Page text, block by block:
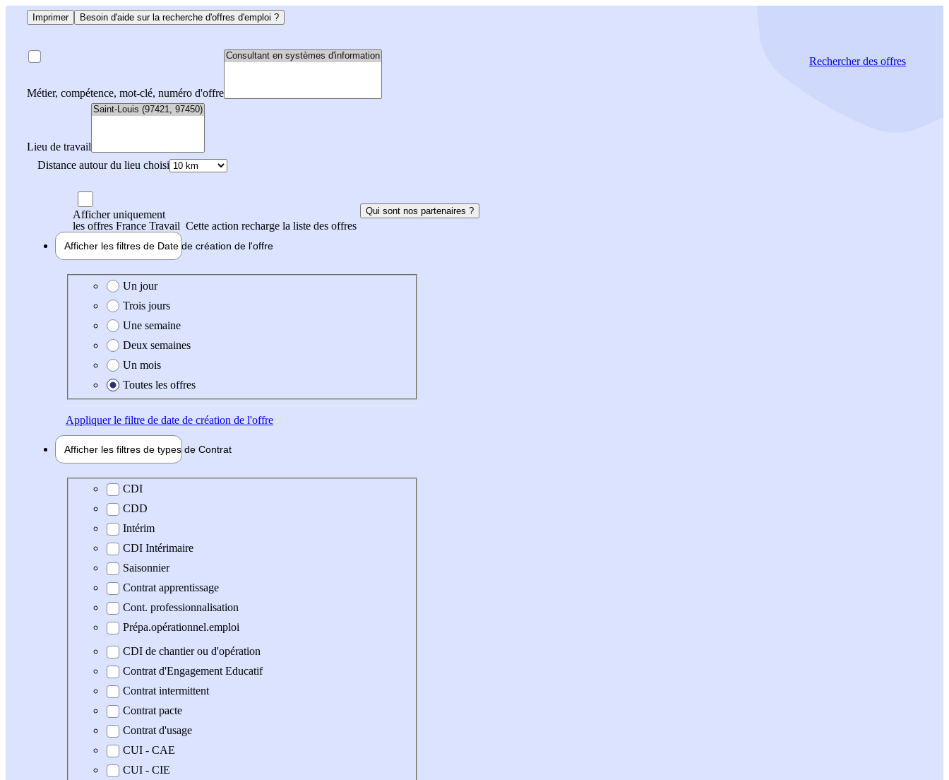
Imprimer Besoin d'aide sur la recherche d'offres d'emploi ?
Métier, compétence, mot-clé, numéro d'offre
Lieu de travail
Distance autour du lieu choisi
Rechercherdes offres
Afficher uniquement
les offres France Travail Cette action recharge la liste des offres
Qui sont nos partenaires ?
Afficher les filtres de Date de création de l'offre
Date de création de l'offre
Un jour
Trois jours
Une semaine
Deux semaines
Un mois
Toutes les offres
Appliquerle filtre de date de création de l'offre
Afficher les filtres de types de Contrat
Type de contrat
CDI
CDD
Intérim
CDI Intérimaire
Saisonnier
Contrat apprentissage
Cont. professionnalisation
Prépa.opérationnel.emploi
CDI de chantier ou d'opération
Contrat d'Engagement Educatif
Contrat intermittent
Contrat pacte
Contrat d'usage
CUI - CAE
CUI - CIE